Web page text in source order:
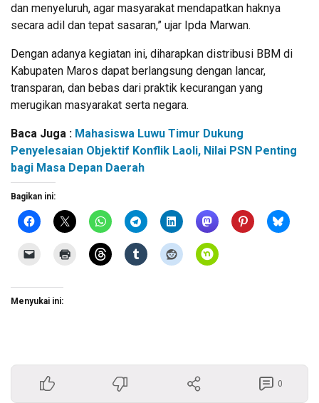
dan menyeluruh, agar masyarakat mendapatkan haknya
secara adil dan tepat sasaran,” ujar Ipda Marwan.
Dengan adanya kegiatan ini, diharapkan distribusi BBM di
Kabupaten Maros dapat berlangsung dengan lancar,
transparan, dan bebas dari praktik kecurangan yang
merugikan masyarakat serta negara.
Baca Juga : Mahasiswa Luwu Timur Dukung
Penyelesaian Objektif Konflik Laoli, Nilai PSN Penting
bagi Masa Depan Daerah
Bagikan ini:
Menyukai ini:
0